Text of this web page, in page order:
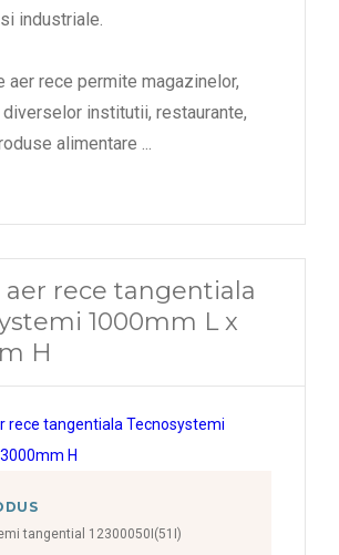
industriale.
aer rece permite magazinelor,
institutii, restaurante,
alimentare
aer rece tangentiala
1000mm L x
H
tangential 12300050I(51I)